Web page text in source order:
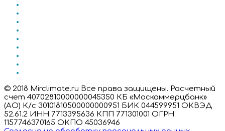
© 2018 Mirclimate.ru Все права защищены. Расчетный
счет 40702810000000045350 КБ «Москоммерцбанк»
(АО) К/с 30101810500000000951 БИК 044599951 ОКВЭД
52.61.2 ИНН 7713395636 КПП 771301001 ОГРН
1157746370165 ОКПО 45036946